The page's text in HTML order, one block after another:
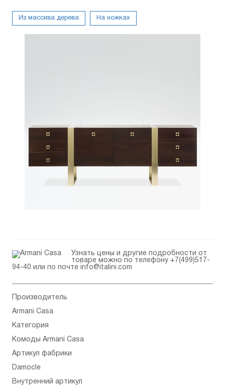
Из массива дерева На ножках
Узнать цены и другие подробности от
товаре можно по телефону +7(499)517-
94-40 или по почте info@italini.com
Производитель
Armani Casa
Категория
Комоды Armani Casa
Артикул фабрики
Damocle
Внутренний артикул